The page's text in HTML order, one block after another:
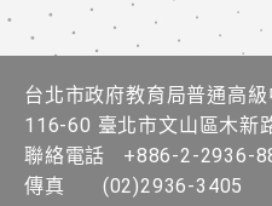
台北市政府教育局普通高
116-60 臺北市文山區木新
聯絡電話
+886-2-2936-
傳真
(02)2936-3405